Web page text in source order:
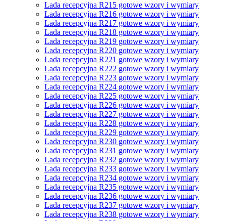
Lada recepcyjna R215 gotowe wzory i wymiary
Lada recepcyjna R216 gotowe wzory i wymiary
Lada recepcyjna R217 gotowe wzory i wymiary
Lada recepcyjna R218 gotowe wzory i wymiary
Lada recepcyjna R219 gotowe wzory i wymiary
Lada recepcyjna R220 gotowe wzory i wymiary
Lada recepcyjna R221 gotowe wzory i wymiary
Lada recepcyjna R222 gotowe wzory i wymiary
Lada recepcyjna R223 gotowe wzory i wymiary
Lada recepcyjna R224 gotowe wzory i wymiary
Lada recepcyjna R225 gotowe wzory i wymiary
Lada recepcyjna R226 gotowe wzory i wymiary
Lada recepcyjna R227 gotowe wzory i wymiary
Lada recepcyjna R228 gotowe wzory i wymiary
Lada recepcyjna R229 gotowe wzory i wymiary
Lada recepcyjna R230 gotowe wzory i wymiary
Lada recepcyjna R231 gotowe wzory i wymiary
Lada recepcyjna R232 gotowe wzory i wymiary
Lada recepcyjna R233 gotowe wzory i wymiary
Lada recepcyjna R234 gotowe wzory i wymiary
Lada recepcyjna R235 gotowe wzory i wymiary
Lada recepcyjna R236 gotowe wzory i wymiary
Lada recepcyjna R237 gotowe wzory i wymiary
Lada recepcyjna R238 gotowe wzory i wymiary